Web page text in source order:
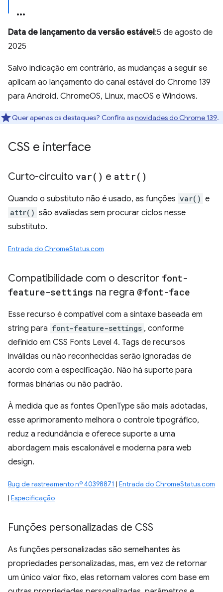
Data de lançamento da versão estável:5 de agosto de
2025
Salvo indicação em contrário, as mudanças a seguir se
aplicam ao lançamento do canal estável do Chrome 139
para Android, ChromeOS, Linux, macOS e Windows.
Quer apenas os destaques? Confira asnovidades do Chrome 139.
CSS e interface
Curto-circuito var( ) e attr( )
Quando o substituto não é usado, as funções var() e
attr() são avaliadas sem procurar ciclos nesse
substituto.
Entrada do ChromeStatus.com
Compatibilidade com o descritor font-
feature-settings na regra @font-face
Esse recurso é compatível com a sintaxe baseada em
string para font-feature-settings , conforme
definido em CSS Fonts Level 4. Tags de recursos
inválidas ou não reconhecidas serão ignoradas de
acordo com a especificação. Não há suporte para
formas binárias ou não padrão.
À medida que as fontes OpenType são mais adotadas,
esse aprimoramento melhora o controle tipográfico,
reduz a redundância e oferece suporte a uma
abordagem mais escalonável e moderna para web
design.
Bug de rastreamento nº 40398871 | Entrada do ChromeStatus.com
| Especificação
Funções personalizadas de CSS
As funções personalizadas são semelhantes às
propriedades personalizadas, mas, em vez de retornar
um único valor fixo, elas retornam valores com base em